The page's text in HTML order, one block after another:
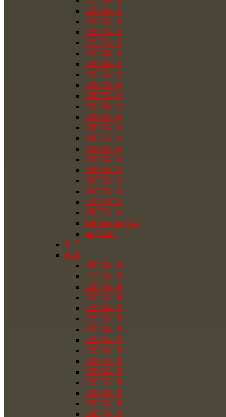
225/60/16
225/65/16
225/70/16
225/75/16
225/80/16
235/60/16
235/65/16
235/70/16
235/75/16
235/80/16
235/85/16
245/70/16
245/75/16
255/65/16
255/70/16
265/65/16
265/70/16
265/75/16
275/70/16
285/75/16
Шины на УАЗ
на Ниву
R17
R18
285/60/18
215/55/18
225/40/18
225/45/18
225/50/18
225/55/18
225/60/18
225/65/18
235/40/18
235/45/18
235/50/18
235/55/18
235/60/18
235/65/18
245/40/18